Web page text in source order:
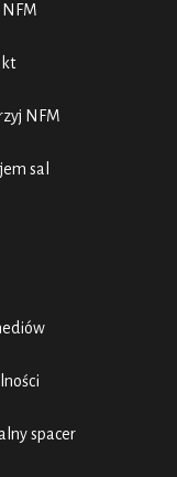
NFM
sal
spacer